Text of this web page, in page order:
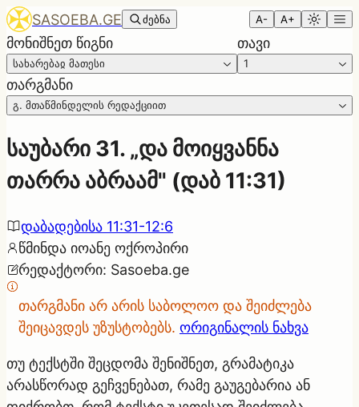
SASOEBA.GE ძებნა A- A+
მონიშნეთ წიგნი
სახარებაჲ მათესი
თავი
1
თარგმანი
გ. მთაწმინდელის რედაქციით
საუბარი 31. „და მოიყვანნა
თარრა აბრაამ" (დაბ 11:31)
დაბადებისა 11:31-12:6
წმინდა იოანე ოქროპირი
რედაქტორი: Sasoeba.ge
თარგმანი არ არის საბოლოო და შეიძლება
შეიცავდეს უზუსტობებს. ორიგინალის ნახვა
თუ ტექსტში შეცდომა შენიშნეთ, გრამატიკა
არასწორად გეჩვენებათ, რამე გაუგებარია ან